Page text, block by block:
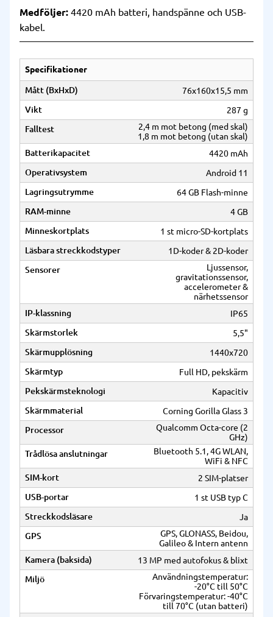
Medföljer: 4420 mAh batteri, handspänne och USB-
kabel.
Specifikationer
Mått (BxHxD)
76x160x15,5 mm
Vikt
287 g
Falltest
2,4 m mot betong (med skal)
1,8 m mot betong (utan skal)
Batterikapacitet
4420 mAh
Operativsystem
Android 11
Lagringsutrymme
64 GB Flash-minne
RAM-minne
4 GB
Minneskortplats
1 st micro-SD-kortplats
Läsbara streckkodstyper
1D-koder & 2D-koder
Sensorer
Ljussensor,
gravitationssensor,
accelerometer &
närhetssensor
IP-klassning
IP65
Skärmstorlek
5,5"
Skärmupplösning
1440x720
Skärmtyp
Full HD, pekskärm
Pekskärmsteknologi
Kapacitiv
Skärmmaterial
Corning Gorilla Glass 3
Processor
Qualcomm Octa-core (2
GHz)
Trådlösa anslutningar
Bluetooth 5.1, 4G WLAN,
WiFi & NFC
SIM-kort
2 SIM-platser
USB-portar
1 st USB typ C
Streckkodsläsare
Ja
GPS
GPS, GLONASS, Beidou,
Galileo & Intern antenn
Kamera (baksida)
13 MP med autofokus & blixt
Miljö
Användningstemperatur:
-20°C till 50°C
Förvaringstemperatur: -40°C
till 70°C (utan batteri)